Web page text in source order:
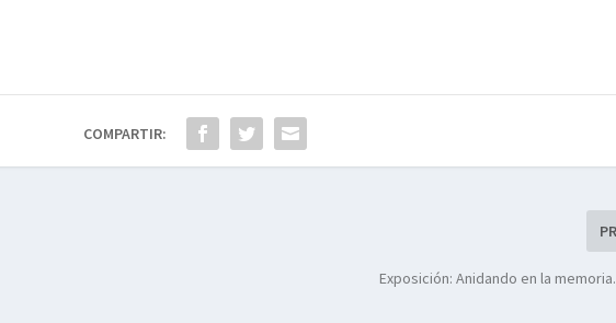
COMPARTIR:
Exposición: Anidando en la